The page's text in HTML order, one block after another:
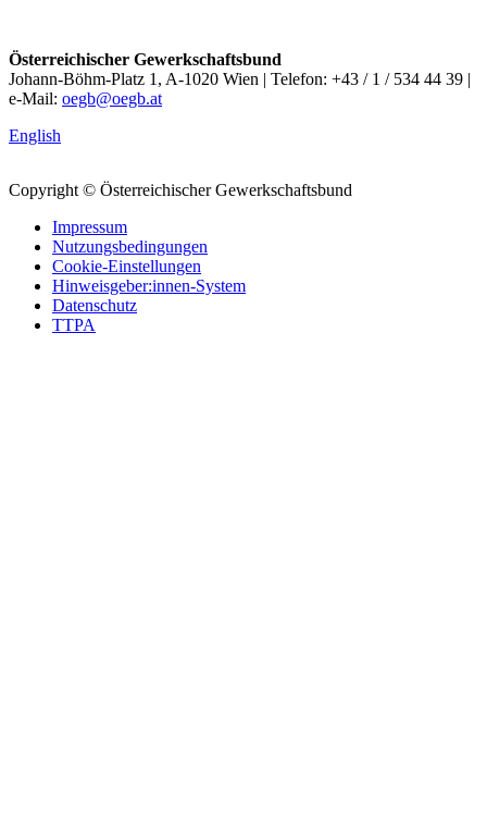
Österreichischer Gewerkschaftsbund
Johann-Böhm-Platz 1, A-1020 Wien | Telefon: +43 / 1 / 534 44 39 |
e-Mail: oegb@oegb.at
English
Copyright © Österreichischer Gewerkschaftsbund
Impressum
Nutzungsbedingungen
Cookie-Einstellungen
Hinweisgeber:innen-System
Datenschutz
TTPA